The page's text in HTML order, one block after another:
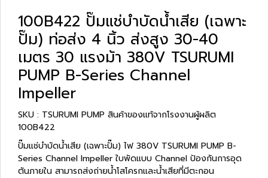
100B422 ปั๊มแช่บำบัดน้ำเสีย (เฉพาะ
ปั๊ม) ท่อส่ง 4 นิ้ว ส่งสูง 30-40
เมตร 30 แรงม้า 380V TSURUMI
PUMP B-Series Channel
Impeller
SKU : TSURUMI PUMP สินค้าของแท้จากโรงงานผู้ผลิต
100B422
ปั๊มแช่บำบัดน้ำเสีย (เฉพาะปั๊ม) ไฟ 380V TSURUMI PUMP B-
Series Channel Impeller ใบพัดแบบ Channel ป้องกันการอุด
ตันภายใน สามารถส่งถ่ายน้ำโสโครกและน้ำเสียที่มีตะกอน